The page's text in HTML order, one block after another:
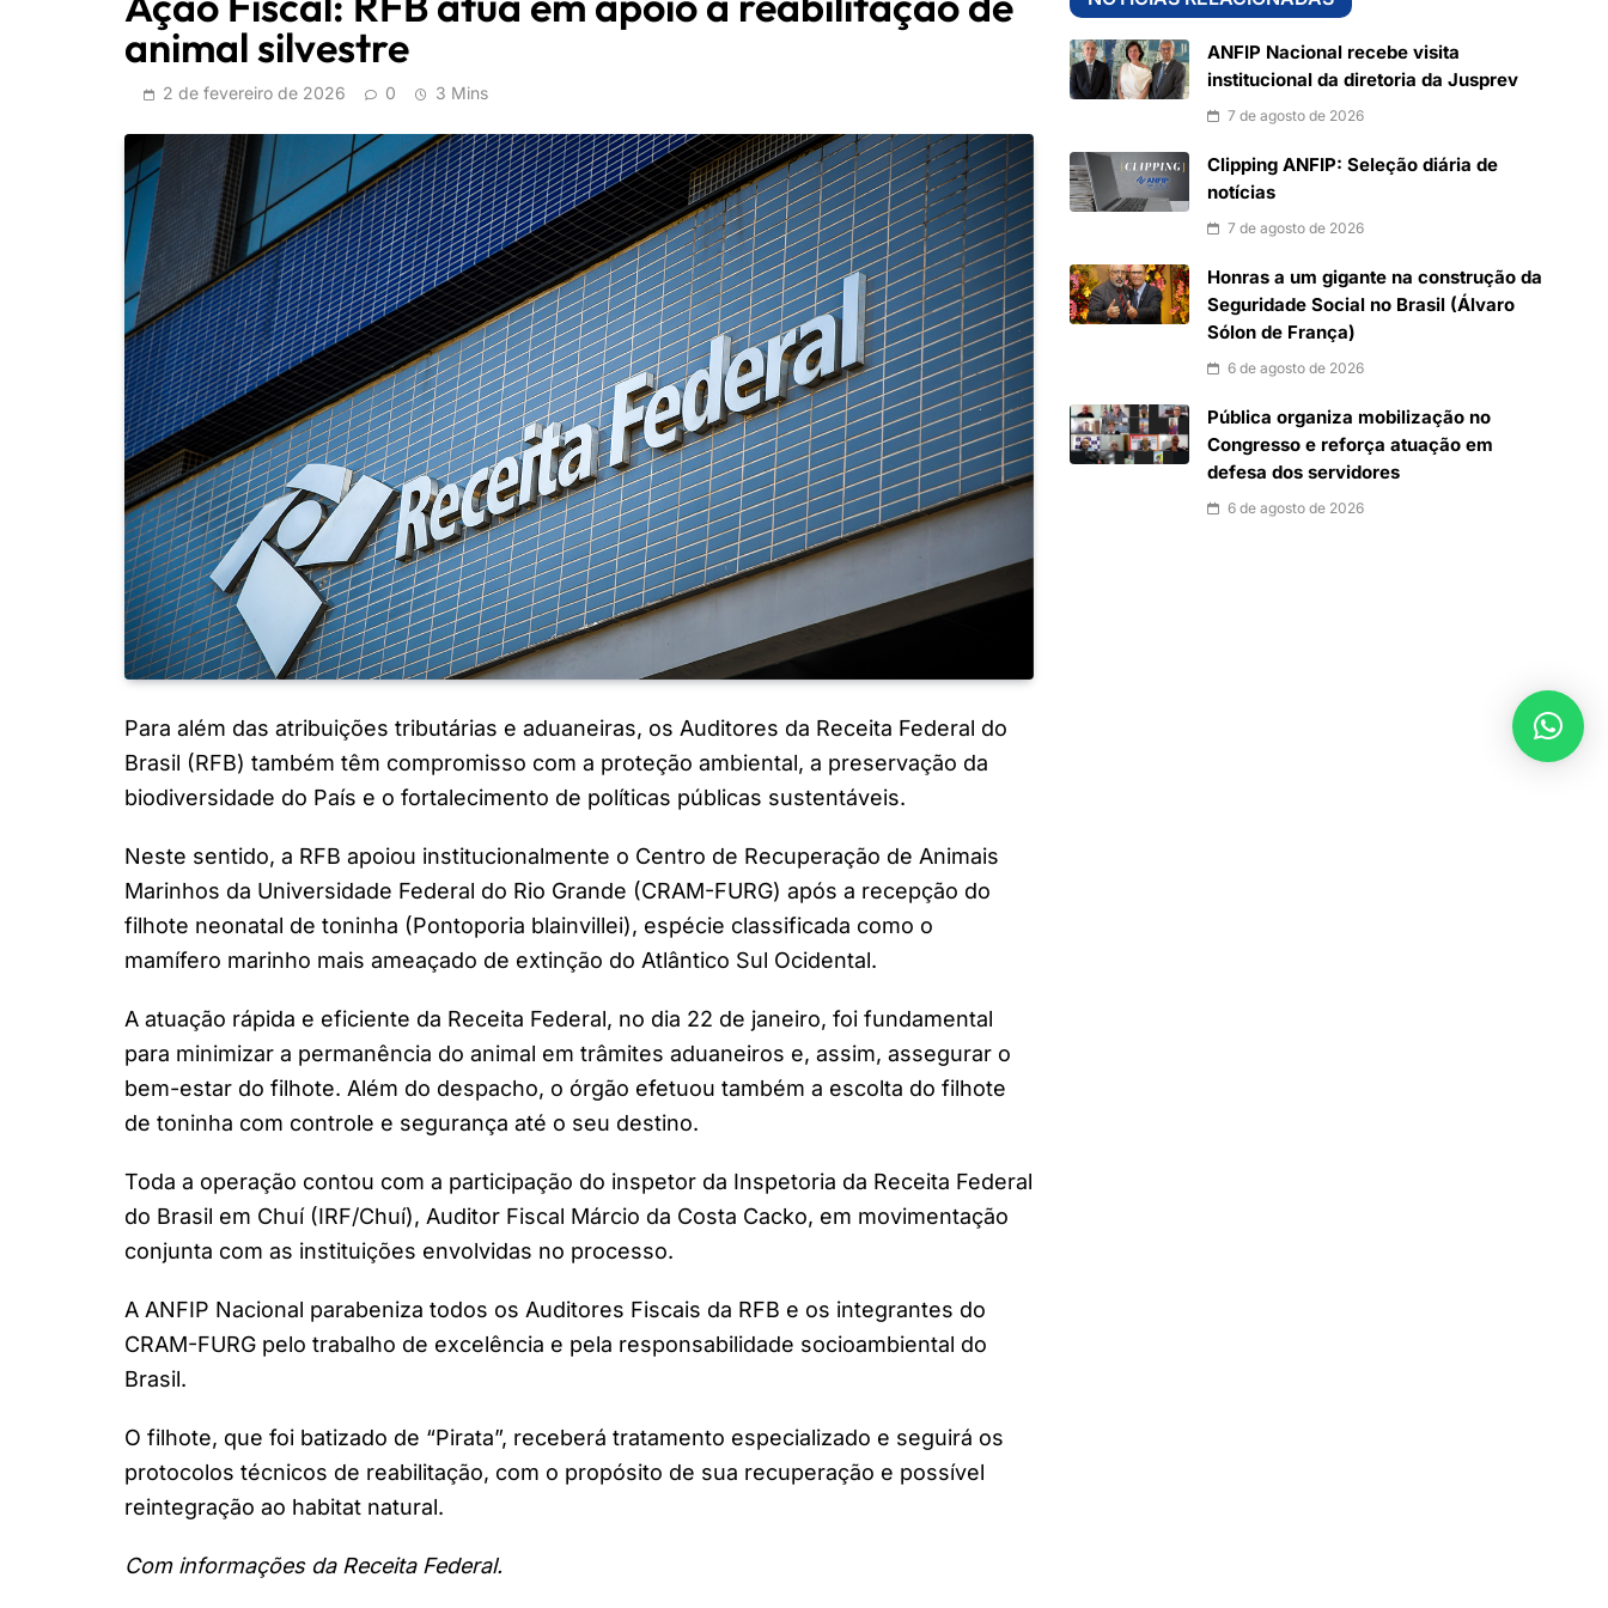
animal silvestre
2 de fevereiro de 2026 0 3 Mins
Para além das atribuições tributárias e aduaneiras, os Auditores da Receita Federal do
Brasil (RFB) também têm compromisso com a proteção ambiental, a preservação da
biodiversidade do País e o fortalecimento de políticas públicas sustentáveis.
Neste sentido, a RFB apoiou institucionalmente o Centro de Recuperação de Animais
Marinhos da Universidade Federal do Rio Grande (CRAM-FURG) após a recepção do
filhote neonatal de toninha (Pontoporia blainvillei), espécie classificada como o
mamífero marinho mais ameaçado de extinção do Atlântico Sul Ocidental.
A atuação rápida e eficiente da Receita Federal, no dia 22 de janeiro, foi fundamental
para minimizar a permanência do animal em trâmites aduaneiros e, assim, assegurar o
bem-estar do filhote. Além do despacho, o órgão efetuou também a escolta do filhote
de toninha com controle e segurança até o seu destino.
Toda a operação contou com a participação do inspetor da Inspetoria da Receita Federal
do Brasil em Chuí (IRF/Chuí), Auditor Fiscal Márcio da Costa Cacko, em movimentação
conjunta com as instituições envolvidas no processo.
A ANFIP Nacional parabeniza todos os Auditores Fiscais da RFB e os integrantes do
CRAM-FURG pelo trabalho de excelência e pela responsabilidade socioambiental do
Brasil.
O filhote, que foi batizado de “Pirata”, receberá tratamento especializado e seguirá os
protocolos técnicos de reabilitação, com o propósito de sua recuperação e possível
reintegração ao habitat natural.
Com informações da Receita Federal.
ANFIP Nacional recebe visita
institucional da diretoria da Jusprev
7 de agosto de 2026
Clipping ANFIP: Seleção diária de
notícias
7 de agosto de 2026
Honras a um gigante na construção da
Seguridade Social no Brasil (Álvaro
Sólon de França)
6 de agosto de 2026
Pública organiza mobilização no
Congresso e reforça atuação em
defesa dos servidores
6 de agosto de 2026